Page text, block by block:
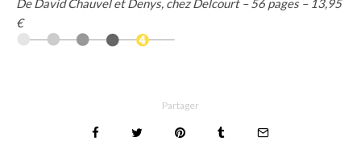
De David Chauvel et Denys, chez Delcourt – 56 pages – 13,95
€
Partager